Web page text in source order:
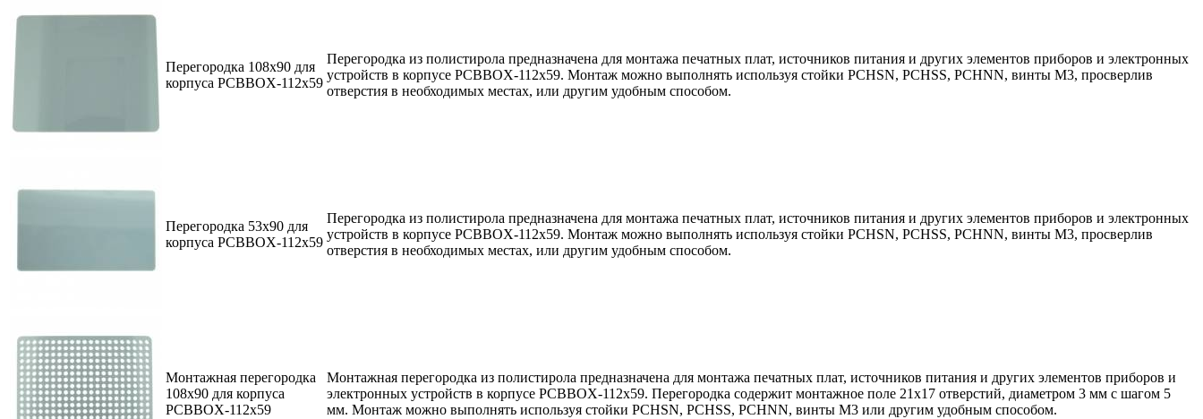
Перегородка 108x90 для
корпуса PCBBOX-112x59
Перегородка из полистирола предназначена для монтажа печатных плат, источников питания и других элементов приборов и электронных
устройств в корпусе PCBBOX-112x59. Монтаж можно выполнять используя стойки PCHSN, PCHSS, PCHNN, винты М3, просверлив
отверстия в необходимых местах, или другим удобным способом.
Перегородка 53x90 для
корпуса PCBBOX-112x59
Перегородка из полистирола предназначена для монтажа печатных плат, источников питания и других элементов приборов и электронных
устройств в корпусе PCBBOX-112x59. Монтаж можно выполнять используя стойки PCHSN, PCHSS, PCHNN, винты М3, просверлив
отверстия в необходимых местах, или другим удобным способом.
Монтажная перегородка
108x90 для корпуса
PCBBOX-112x59
Монтажная перегородка из полистирола предназначена для монтажа печатных плат, источников питания и других элементов приборов и
электронных устройств в корпусе PCBBOX-112x59. Перегородка содержит монтажное поле 21x17 отверстий, диаметром 3 мм с шагом 5
мм. Монтаж можно выполнять используя стойки PCHSN, PCHSS, PCHNN, винты М3 или другим удобным способом.